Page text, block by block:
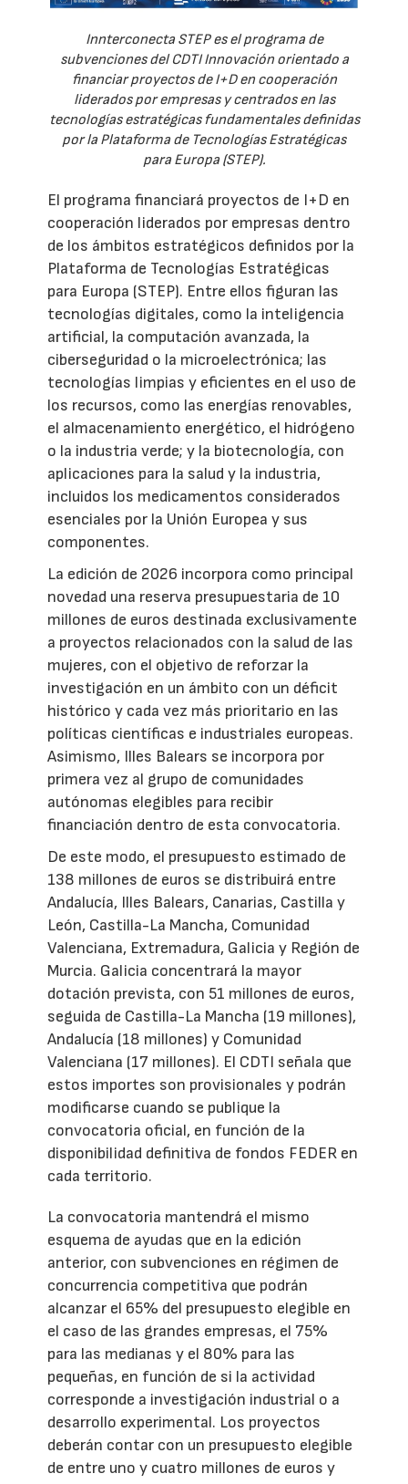
Innterconecta STEP es el programa de
subvenciones del CDTI Innovación orientado a
financiar proyectos de I+D en cooperación
liderados por empresas y centrados en las
tecnologías estratégicas fundamentales definidas
por la Plataforma de Tecnologías Estratégicas
para Europa (STEP).
El programa financiará proyectos de I+D en
cooperación liderados por empresas dentro
de los ámbitos estratégicos definidos por la
Plataforma de Tecnologías Estratégicas
para Europa (STEP). Entre ellos figuran las
tecnologías digitales, como la inteligencia
artificial, la computación avanzada, la
ciberseguridad o la microelectrónica; las
tecnologías limpias y eficientes en el uso de
los recursos, como las energías renovables,
el almacenamiento energético, el hidrógeno
o la industria verde; y la biotecnología, con
aplicaciones para la salud y la industria,
incluidos los medicamentos considerados
esenciales por la Unión Europea y sus
componentes.
La edición de 2026 incorpora como principal
novedad una reserva presupuestaria de 10
millones de euros destinada exclusivamente
a proyectos relacionados con la salud de las
mujeres, con el objetivo de reforzar la
investigación en un ámbito con un déficit
histórico y cada vez más prioritario en las
políticas científicas e industriales europeas.
Asimismo, Illes Balears se incorpora por
primera vez al grupo de comunidades
autónomas elegibles para recibir
financiación dentro de esta convocatoria.
De este modo, el presupuesto estimado de
138 millones de euros se distribuirá entre
Andalucía, Illes Balears, Canarias, Castilla y
León, Castilla-La Mancha, Comunidad
Valenciana, Extremadura, Galicia y Región de
Murcia. Galicia concentrará la mayor
dotación prevista, con 51 millones de euros,
seguida de Castilla-La Mancha (19 millones),
Andalucía (18 millones) y Comunidad
Valenciana (17 millones). El CDTI señala que
estos importes son provisionales y podrán
modificarse cuando se publique la
convocatoria oficial, en función de la
disponibilidad definitiva de fondos FEDER en
cada territorio.
La convocatoria mantendrá el mismo
esquema de ayudas que en la edición
anterior, con subvenciones en régimen de
concurrencia competitiva que podrán
alcanzar el 65% del presupuesto elegible en
el caso de las grandes empresas, el 75%
para las medianas y el 80% para las
pequeñas, en función de si la actividad
corresponde a investigación industrial o a
desarrollo experimental. Los proyectos
deberán contar con un presupuesto elegible
de entre uno y cuatro millones de euros y